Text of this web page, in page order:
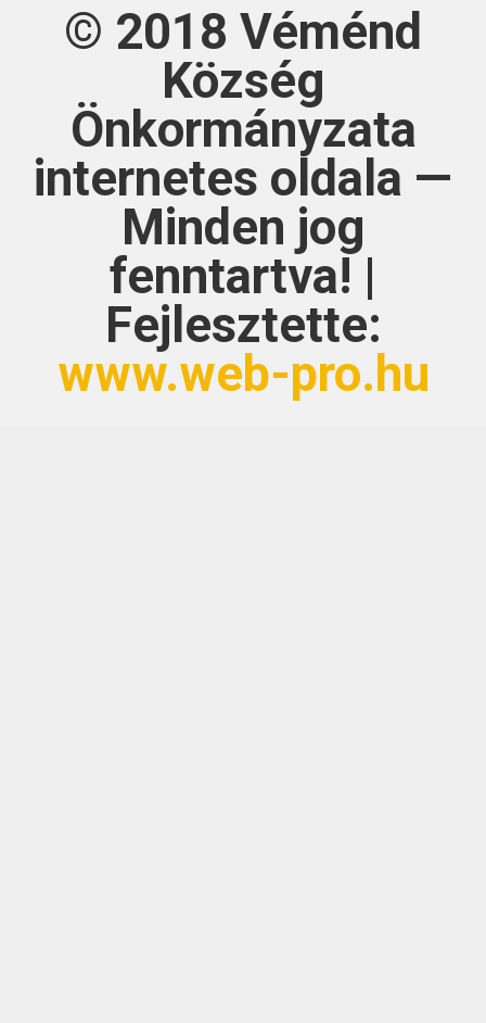
© 2018 Véménd
Község
Önkormányzata
internetes oldala —
Minden jog
fenntartva! |
Fejlesztette:
www.web-pro.hu